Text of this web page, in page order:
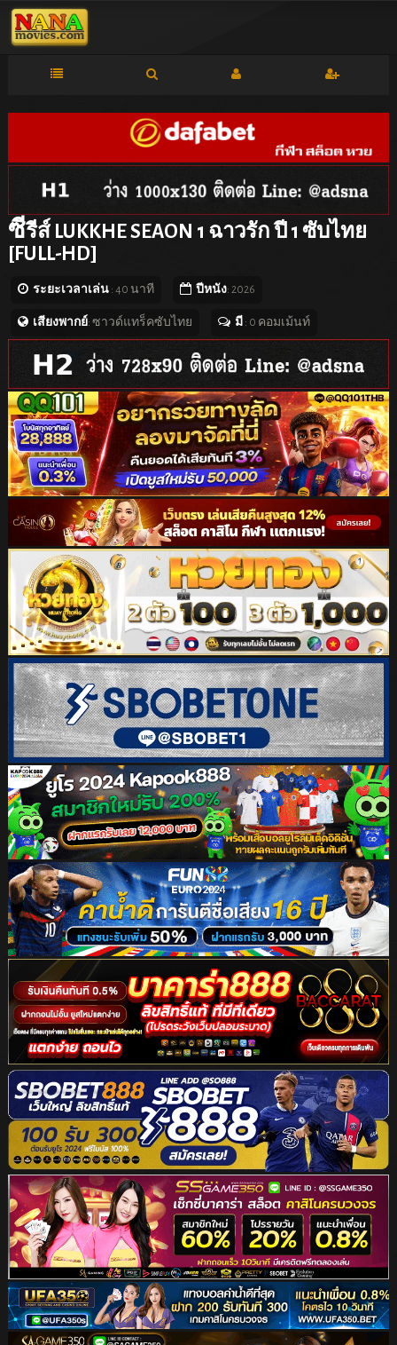
ซีรีส์ LUKKHE SEAON 1 ฉาวรัก ปี 1 ซับไทย
[FULL-HD]
ระยะเวลาเล่น: 40 นาที ปีหนัง: 2026
เสียงพากย์: ซาวด์แทร็คซับไทย มี : 0 คอมเม้นท์